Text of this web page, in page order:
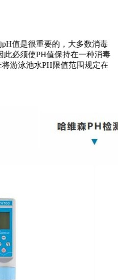
值是很重要的，大多数消毒
必须使PH值保持在一种消毒
游泳池水PH限值范围规定在